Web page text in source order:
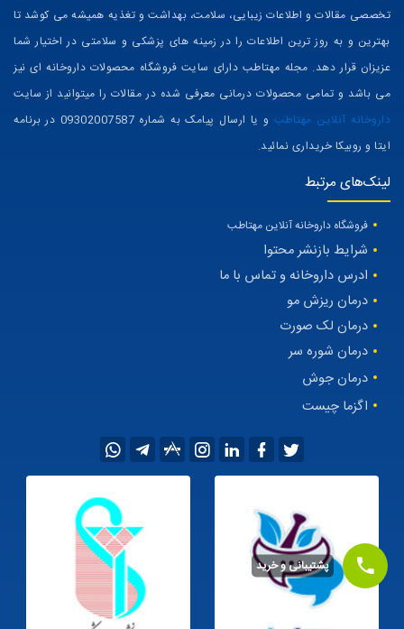
تخصصی مقالات و اطلاعات زیبایی، سلامت، بهداشت و تغذیه همیشه می کوشد تا
بهترین و به روز ترین اطلاعات را در زمینه های پزشکی و سلامتی در اختیار شما
عزیزان قرار دهد. مجله مهتاطب دارای سایت فروشگاه محصولات داروخانه ای نیز
می باشد و تمامی محصولات درمانی معرفی شده در مقالات را میتوانید از سایت
داروخانه آنلاین مهتاطب
و یا ارسال پیامک به شماره 09302007587 در برنامه
ایتا و روبیکا خریداری نمائید.
لینک‌های مرتبط
فروشگاه داروخانه آنلاین مهتاطب
شرایط بازنشر محتوا
ادرس داروخانه و تماس با ما
درمان ریزش مو
درمان لک صورت
درمان شوره سر
درمان جوش
اگزما چیست
پشتیبانی و خرید